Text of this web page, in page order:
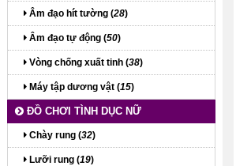
Âm đạo hít tường (28)
Âm đạo tự động (50)
Vòng chống xuất tinh (38)
Máy tập dương vật (15)
ĐỒ CHƠI TÌNH DỤC NỮ
Chày rung (32)
Lưỡi rung (19)